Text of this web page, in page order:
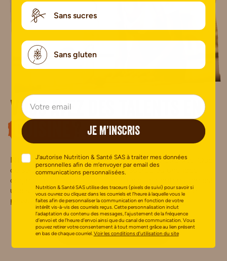
Vous avez des talents en
cuisine
N’hésitez plus, déposez votre recette sur notre site. Que
ce soit un plat salé, une douceur sucrée ou une idée
originale pour le petit-déjeuner, chaque contribution est
une source d’inspiration pour notre communauté de
passionnés de bien-manger.
PARTAGER MA RECETTE
Sans sucres
Sans gluten
JE M’INSCRIS
J’autorise Nutrition & Santé SAS à traiter mes données
personnelles afin de m’envoyer par email des
communications personnalisées.
Nutrition & Santé SAS utilise des traceurs (pixels de suivi) pour savoir si
vous ouvrez ou cliquez dans les courriels et l’heure à laquelle vous le
faites afin de personnaliser la communication en fonction de votre
intérêt vis-à-vis des courriels reçus. Cette personnalisation inclut
l’adaptation du contenu des messages, l’ajustement de la fréquence
d’envoi et de l’heure d’envoi ainsi que du canal de communication. Vous
pouvez retirer votre consentement à tout moment grâce au lien présent
en bas de chaque courriel.Voir les conditions d’utilisation du site